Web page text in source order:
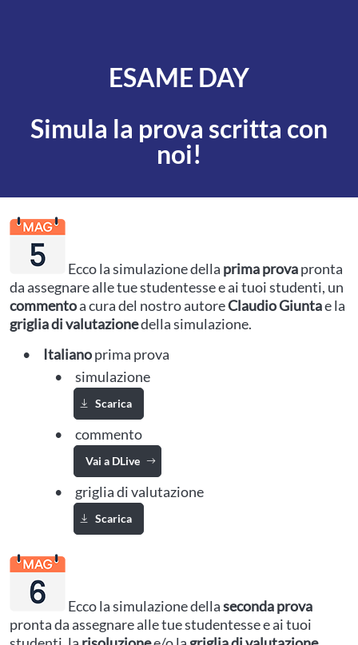
ESAME DAY
Simula la prova scritta con
noi!
Ecco la simulazione della prima provapronta
da assegnare alle tue studentesse e ai tuoi studenti, un
commentoa cura del nostro autoreClaudio Giuntae la
griglia di valutazionedella simulazione.
Italianoprima prova
simulazione
Scarica
Scarica Simulazione Italiano prima prova
commento
Vai a DLive
griglia di valutazione
Scarica
Scarica Griglia di valutazione Italiano prima prova
Ecco la simulazione dellaseconda prova
pronta da assegnare alle tue studentesse e ai tuoi